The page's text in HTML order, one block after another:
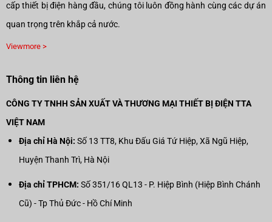
cấp thiết bị điện hàng đầu, chúng tôi luôn đồng hành cùng các dự án
quan trọng trên khắp cả nước.
Viewmore >
Thông tin liên hệ
CÔNG TY TNHH SẢN XUẤT VÀ THƯƠNG MẠI THIẾT BỊ ĐIỆN TTA
VIỆT NAM
Địa chỉ Hà Nội: Số 13 TT8, Khu Đấu Giá Tứ Hiệp, Xã Ngũ Hiệp,
Huyện Thanh Trì, Hà Nội
Địa chỉ TPHCM: Số 351/16 QL13 - P. Hiệp Bình (Hiệp Bình Chánh
Cũ) - Tp Thủ Đức - Hồ Chí Minh